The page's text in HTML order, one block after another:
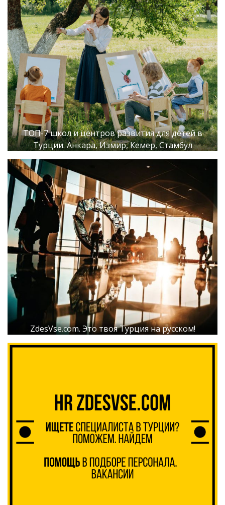
ТОП-7 школ и центров развития для детей в
Турции. Анкара, Измир, Кемер, Стамбул
ZdesVse.com. Это твоя Турция на русском!